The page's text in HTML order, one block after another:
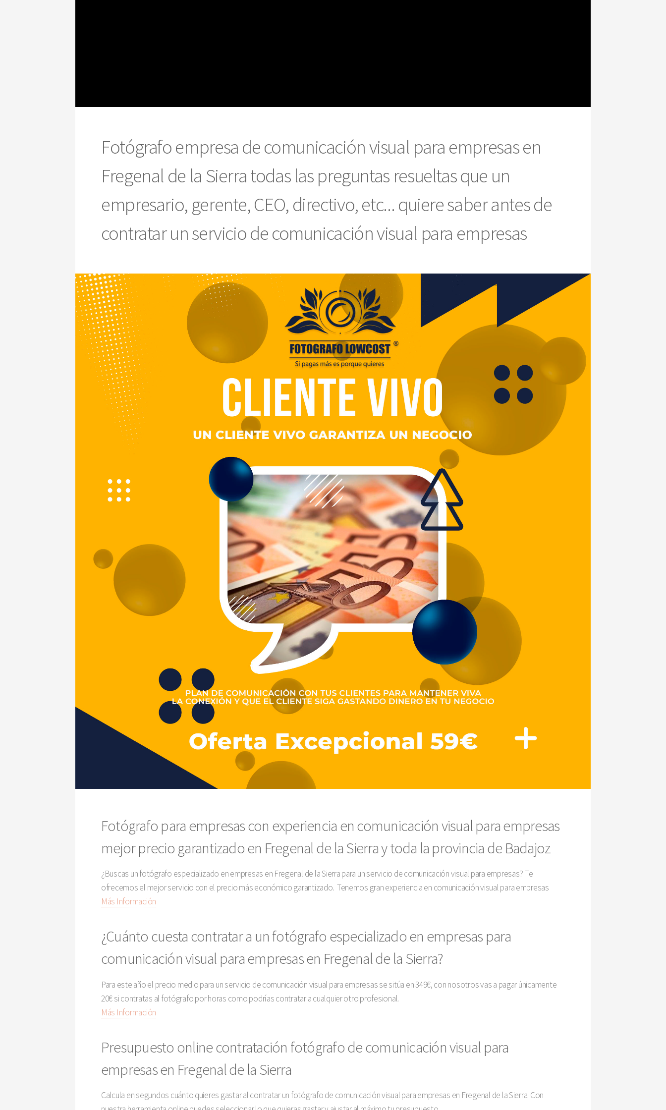
Fotógrafo empresa de comunicación visual para empresas en
Fregenal de la Sierra todas las preguntas resueltas que un
empresario, gerente, CEO, directivo, etc... quiere saber antes de
contratar un servicio de comunicación visual para empresas
Fotógrafo para empresas con experiencia en comunicación visual para empresas
mejor precio garantizado en Fregenal de la Sierra y toda la provincia de Badajoz
¿Buscas un fotógrafo especializado en empresas en Fregenal de la Sierra para un servicio de comunicación visual para empresas? Te
ofrecemos el mejor servicio con el precio más económico garantizado. Tenemos gran experiencia en comunicación visual para empresas
Más Información
¿Cuánto cuesta contratar a un fotógrafo especializado en empresas para
comunicación visual para empresas en Fregenal de la Sierra?
Para este año el precio medio para un servicio de comunicación visual para empresas se sitúa en 349€, con nosotros vas a pagar únicamente
20€ si contratas al fotógrafo por horas como podrías contratar a cualquier otro profesional.
Más Información
Presupuesto online contratación fotógrafo de comunicación visual para
empresas en Fregenal de la Sierra
Calcula en segundos cuánto quieres gastar al contratar un fotógrafo de comunicación visual para empresas en Fregenal de la Sierra. Con